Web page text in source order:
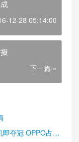
12-28 05:14:00
下一篇 »
夺冠 OPPO占据